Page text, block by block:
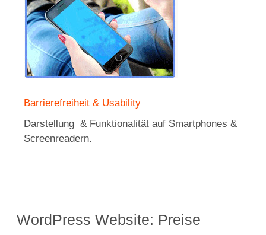
Barrierefreiheit & Usability
Darstellung & Funktionalität auf Smartphones &
Screenreadern.
WordPress Website: Preise